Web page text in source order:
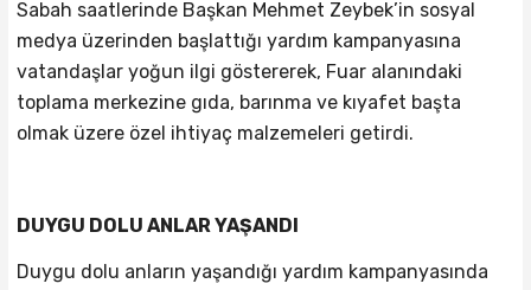
Sabah saatlerinde Başkan Mehmet Zeybek’in sosyal
medya üzerinden başlattığı yardım kampanyasına
vatandaşlar yoğun ilgi göstererek, Fuar alanındaki
toplama merkezine gıda, barınma ve kıyafet başta
olmak üzere özel ihtiyaç malzemeleri getirdi.
DUYGU DOLU ANLAR YAŞANDI
Duygu dolu anların yaşandığı yardım kampanyasında